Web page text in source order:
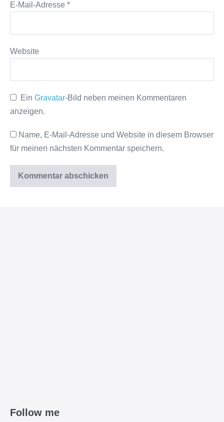
E-Mail-Adresse *
Website
EinGravatar-Bild neben meinen Kommentaren
anzeigen.
Name, E-Mail-Adresse und Website in diesem Browser
für meinen nächsten Kommentar speichern.
Follow me